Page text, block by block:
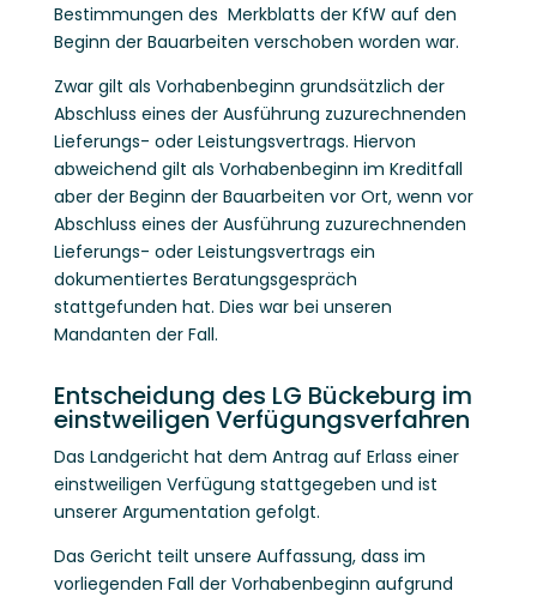
Bestimmungen des Merkblatts der KfW auf den
Beginn der Bauarbeiten verschoben worden war.
Zwar gilt als Vorhabenbeginn grundsätzlich der
Abschluss eines der Ausführung zuzurechnenden
Lieferungs- oder Leistungsvertrags. Hiervon
abweichend gilt als Vorhabenbeginn im Kreditfall
aber der Beginn der Bauarbeiten vor Ort, wenn vor
Abschluss eines der Ausführung zuzurechnenden
Lieferungs- oder Leistungsvertrags ein
dokumentiertes Beratungsgespräch
stattgefunden hat. Dies war bei unseren
Mandanten der Fall.
Entscheidung des LG Bückeburg im
einstweiligen Verfügungsverfahren
Das Landgericht hat dem Antrag auf Erlass einer
einstweiligen Verfügung stattgegeben und ist
unserer Argumentation gefolgt.
Das Gericht teilt unsere Auffassung, dass im
vorliegenden Fall der Vorhabenbeginn aufgrund